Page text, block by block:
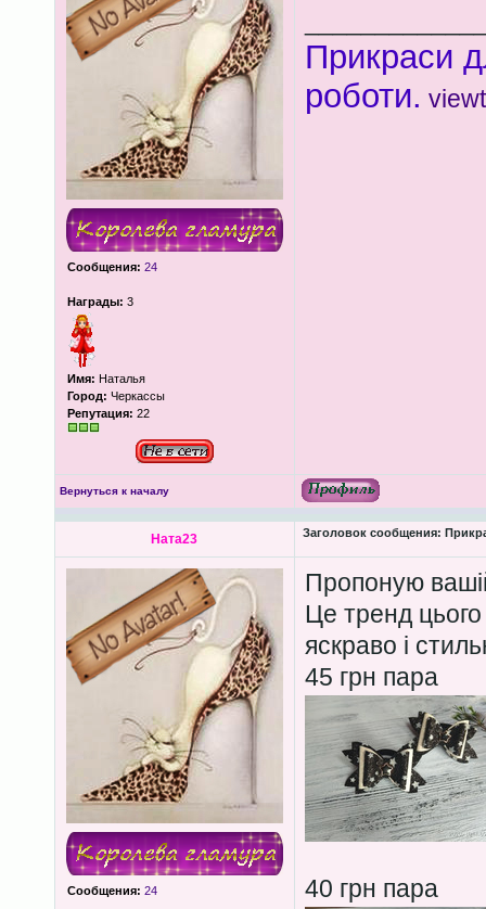
Сообщения: 24
Награды: 3
Имя: Наталья
Город: Черкассы
Репутация: 22
Прикраси
роботи.
Вернуться к началу
Ната23 Заголовок сообщения:
Сообщения: 24
Пропоную
Це тренд
яскраво і
45 грн пара
40 грн пара